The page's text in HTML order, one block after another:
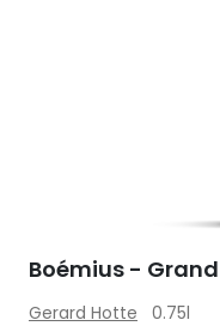
Boémius -
Gerard Hotte 0.75l